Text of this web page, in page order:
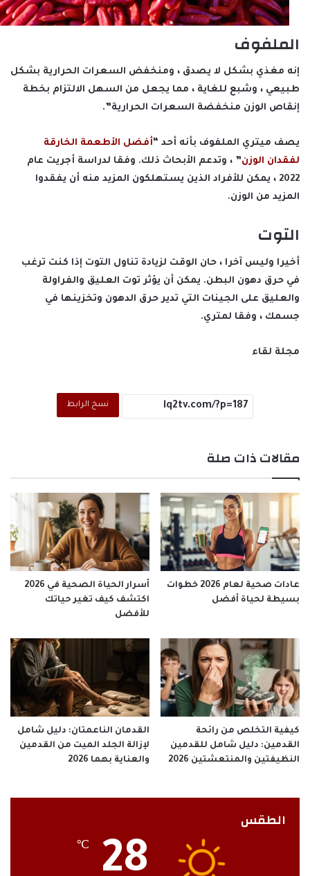
الملفوف
إنه مغذي بشكل لا يصدق ، ومنخفض السعرات الحرارية بشكل
طبيعي ، وشبع للغاية ، مما يجعل من السهل الالتزام بخطة
إنقاص الوزن منخفضة السعرات الحرارية”.
يصف ميتري الملفوف بأنه أحد “أفضل الأطعمة الخارقة
لفقدان الوزن” ، وتدعم الأبحاث ذلك. وفقا لدراسة أجريت عام
2022 ، يمكن للأفراد الذين يستهلكون المزيد منه أن يفقدوا
المزيد من الوزن.
التوت
أخيرا وليس آخرا ، حان الوقت لزيادة تناول التوت إذا كنت ترغب
في حرق دهون البطن. يمكن أن يؤثر توت العليق والفراولة
والعليق على الجينات التي تدير حرق الدهون وتخزينها في
جسمك ، وفقا لمتري.
مجلة لقاء
نسخ الرابط
مقالات ذات صلة
عادات صحية لعام 2026 خطوات
بسيطة لحياة أفضل
أسرار الحياة الصحية في 2026
اكتشف كيف تغير حياتك
للأفضل
كيفية التخلص من رائحة
القدمين: دليل شامل للقدمين
النظيفتين والمنتعشتين 2026
القدمان الناعمتان: دليل شامل
لإزالة الجلد الميت من القدمين
والعناية بهما 2026
الطقس
28
℃